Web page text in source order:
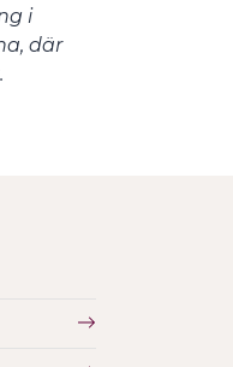
i
där